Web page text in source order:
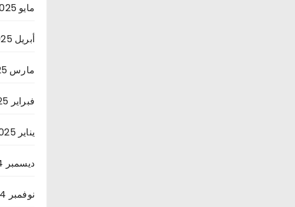
مايو 2025
أبريل 2025
مارس 2025
فبراير 2025
يناير 2025
ديسمبر 2024
نوفمبر 2024